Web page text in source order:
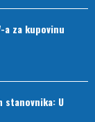
a za kupovinu
stanovnika: U